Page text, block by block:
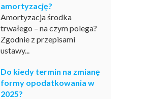
amortyzację?
Amortyzacja środka
trwałego – na czym polega?
Zgodnie z przepisami
ustawy...
Do kiedy termin na zmianę
formy opodatkowania w
2025?